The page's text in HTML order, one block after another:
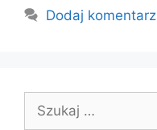
Dodaj komentarz